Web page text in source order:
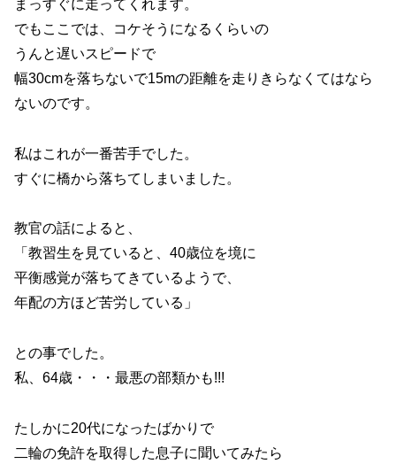
まっすぐに走ってくれます。
でもここでは、コケそうになるくらいの
うんと遅いスピードで
幅30cmを落ちないで15mの距離を走りきらなくてはなら
ないのです。
私はこれが一番苦手でした。
すぐに橋から落ちてしまいました。
教官の話によると、
「教習生を見ていると、40歳位を境に
平衡感覚が落ちてきているようで、
年配の方ほど苦労している」
との事でした。
私、64歳・・・最悪の部類かも!!!
たしかに20代になったばかりで
二輪の免許を取得した息子に聞いてみたら